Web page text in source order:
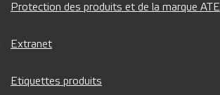
Protection des produits et de la marque ATE
Extranet
Etiquettes produits